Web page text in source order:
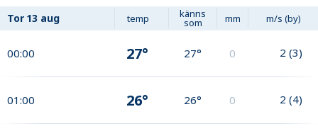
Tor 13 aug temp känns
som mm m/s (by)
00:00 27° 27° 0 2 (3)
01:00 26° 26° 0 2 (4)